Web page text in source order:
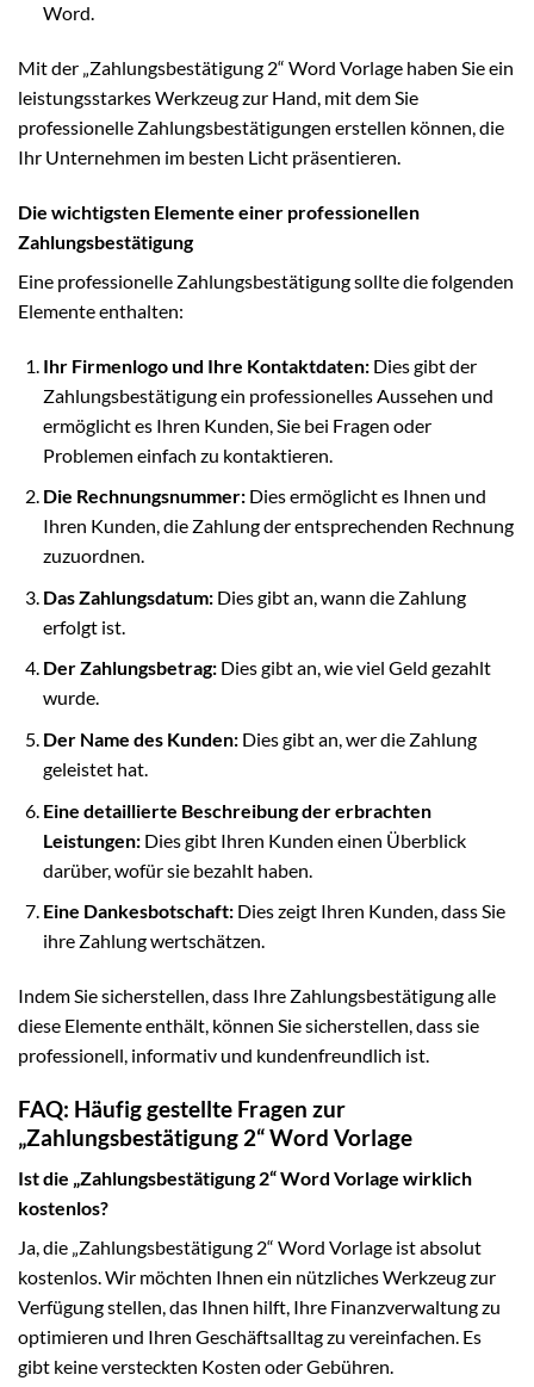
Word.
Mit der „Zahlungsbestätigung 2“ Word Vorlage haben Sie ein
leistungsstarkes Werkzeug zur Hand, mit dem Sie
professionelle Zahlungsbestätigungen erstellen können, die
Ihr Unternehmen im besten Licht präsentieren.
Die wichtigsten Elemente einer professionellen
Zahlungsbestätigung
Eine professionelle Zahlungsbestätigung sollte die folgenden
Elemente enthalten:
Ihr Firmenlogo und Ihre Kontaktdaten:Dies gibt der
Zahlungsbestätigung ein professionelles Aussehen und
ermöglicht es Ihren Kunden, Sie bei Fragen oder
Problemen einfach zu kontaktieren.
Die Rechnungsnummer:Dies ermöglicht es Ihnen und
Ihren Kunden, die Zahlung der entsprechenden Rechnung
zuzuordnen.
Das Zahlungsdatum:Dies gibt an, wann die Zahlung
erfolgt ist.
Der Zahlungsbetrag:Dies gibt an, wie viel Geld gezahlt
wurde.
Der Name des Kunden:Dies gibt an, wer die Zahlung
geleistet hat.
Eine detaillierte Beschreibung der erbrachten
Leistungen:Dies gibt Ihren Kunden einen Überblick
darüber, wofür sie bezahlt haben.
Eine Dankesbotschaft:Dies zeigt Ihren Kunden, dass Sie
ihre Zahlung wertschätzen.
Indem Sie sicherstellen, dass Ihre Zahlungsbestätigung alle
diese Elemente enthält, können Sie sicherstellen, dass sie
professionell, informativ und kundenfreundlich ist.
FAQ: Häufig gestellte Fragen zur
„Zahlungsbestätigung 2“ Word Vorlage
Ist die „Zahlungsbestätigung 2“ Word Vorlage wirklich
kostenlos?
Ja, die „Zahlungsbestätigung 2“ Word Vorlage ist absolut
kostenlos. Wir möchten Ihnen ein nützliches Werkzeug zur
Verfügung stellen, das Ihnen hilft, Ihre Finanzverwaltung zu
optimieren und Ihren Geschäftsalltag zu vereinfachen. Es
gibt keine versteckten Kosten oder Gebühren.